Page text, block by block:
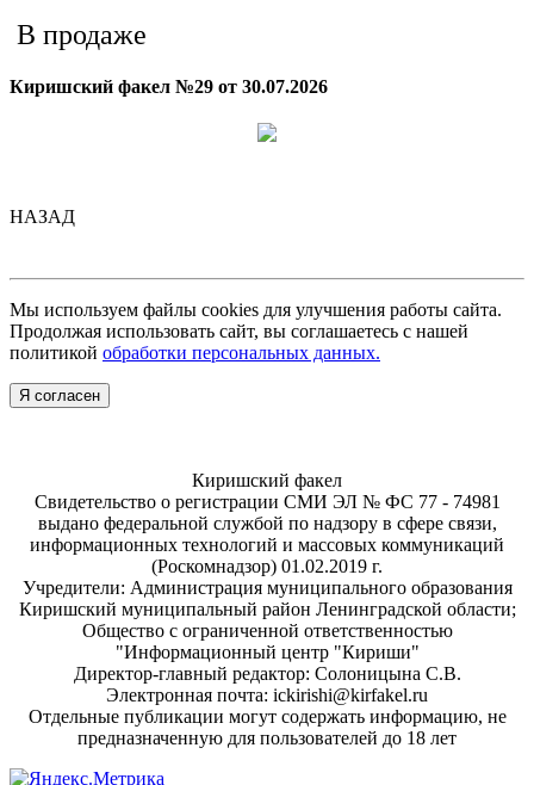
В продаже
Киришский факел №29 от 30.07.2026
НАЗАД
Мы используем файлы cookies для улучшения работы сайта.
Продолжая использовать сайт, вы соглашаетесь с нашей
политикой обработки персональных данных.
Я согласен
Киришский факел
Свидетельство о регистрации СМИ ЭЛ № ФС 77 - 74981
выдано федеральной службой по надзору в сфере связи,
информационных технологий и массовых коммуникаций
(Роскомнадзор) 01.02.2019 г.
Учредители: Администрация муниципального образования
Киришский муниципальный район Ленинградской области;
Общество с ограниченной ответственностью
"Информационный центр "Кириши"
Директор-главный редактор: Солоницына С.В.
Электронная почта: ickirishi@kirfakel.ru
Отдельные публикации могут содержать информацию, не
предназначенную для пользователей до 18 лет